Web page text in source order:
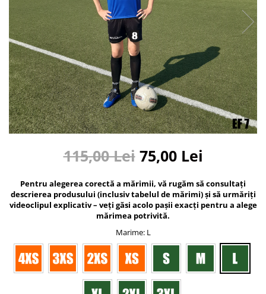
Bidoane si termosuri sportive
Sepci
Trofee
115,00 Lei 75,00 Lei
Pentru alegerea corectă a mărimii, vă rugăm să consultați
descrierea produsului (inclusiv tabelul de mărimi) și să urmăriți
videoclipul explicativ – veți găsi acolo pașii exacți pentru a alege
mărimea potrivită.
Marime: L